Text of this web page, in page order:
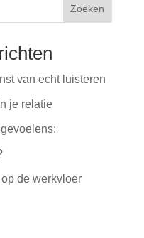
Zoeken
van echt luisteren
je relatie
de werkvloer